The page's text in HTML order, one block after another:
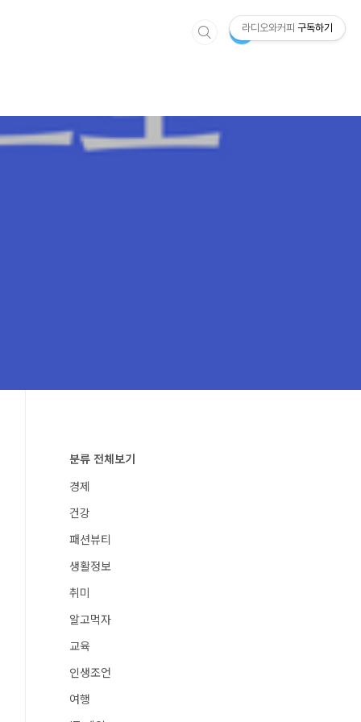
분류 전체보기
경제
건강
패션뷰티
생활정보
취미
알고먹자
교육
인생조언
여행
라디오와커피 구독하기